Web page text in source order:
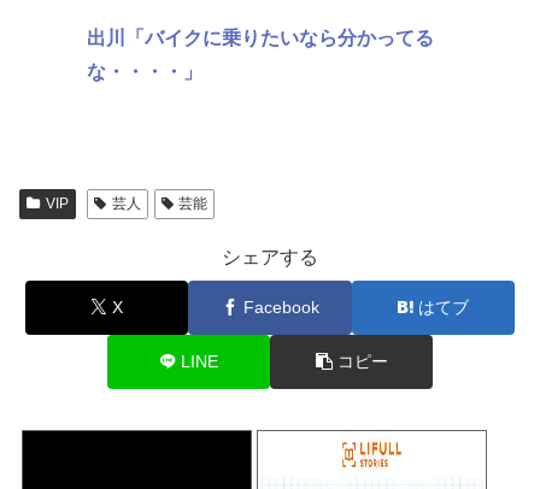
出川「バイクに乗りたいなら分かってる
な・・・・」
VIP 芸人 芸能
シェアする
X Facebook はてブ
LINE コピー